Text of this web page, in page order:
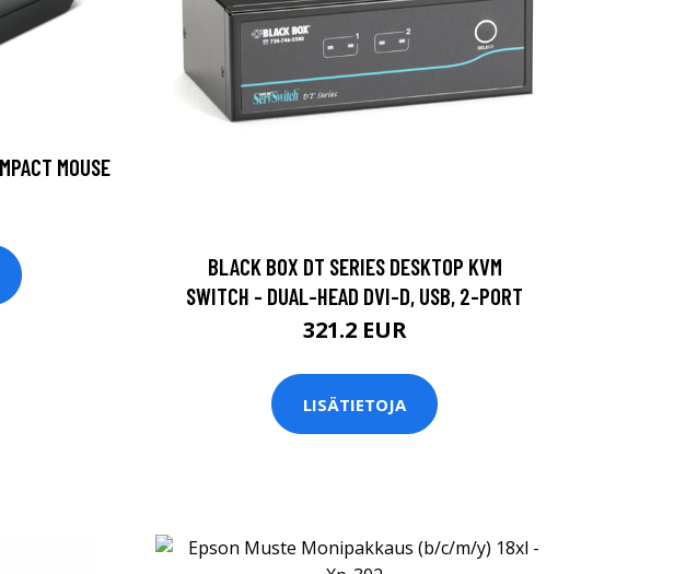
MOUSE
BLACK BOX DT SERIES DESKTOP KVM
SWITCH - DUAL-HEAD DVI-D, USB, 2-PORT
321.2 EUR
LISÄTIETOJA